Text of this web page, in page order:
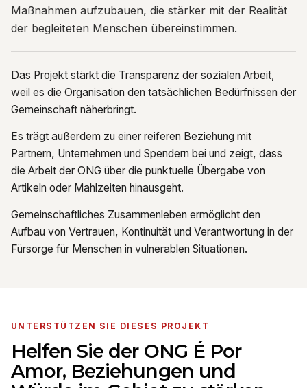
Maßnahmen aufzubauen, die stärker mit der Realität
der begleiteten Menschen übereinstimmen.
Das Projekt stärkt die Transparenz der sozialen Arbeit,
weil es die Organisation den tatsächlichen Bedürfnissen der
Gemeinschaft näherbringt.
Es trägt außerdem zu einer reiferen Beziehung mit
Partnern, Unternehmen und Spendern bei und zeigt, dass
die Arbeit der ONG über die punktuelle Übergabe von
Artikeln oder Mahlzeiten hinausgeht.
Gemeinschaftliches Zusammenleben ermöglicht den
Aufbau von Vertrauen, Kontinuität und Verantwortung in der
Fürsorge für Menschen in vulnerablen Situationen.
UNTERSTÜTZEN SIE DIESES PROJEKT
Helfen Sie der ONG É Por
Amor, Beziehungen und